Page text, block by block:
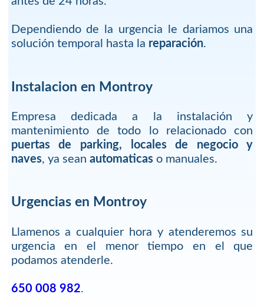
Dependiendo de la urgencia le dariamos una
solución temporal hasta la reparación.
Instalacion en Montroy
Empresa dedicada a la instalación y
mantenimiento de todo lo relacionado con
puertas de parking, locales de negocio y
naves, ya sean automaticaso manuales.
Urgencias en Montroy
Llamenos a cualquier hora y atenderemos su
urgencia en el menor tiempo en el que
podamos atenderle.
650 008 982.